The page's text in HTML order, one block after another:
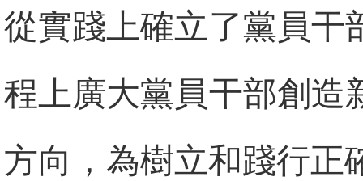
從實踐上確立了黨員干
程上廣大黨員干部創造
方向，為樹立和踐行正